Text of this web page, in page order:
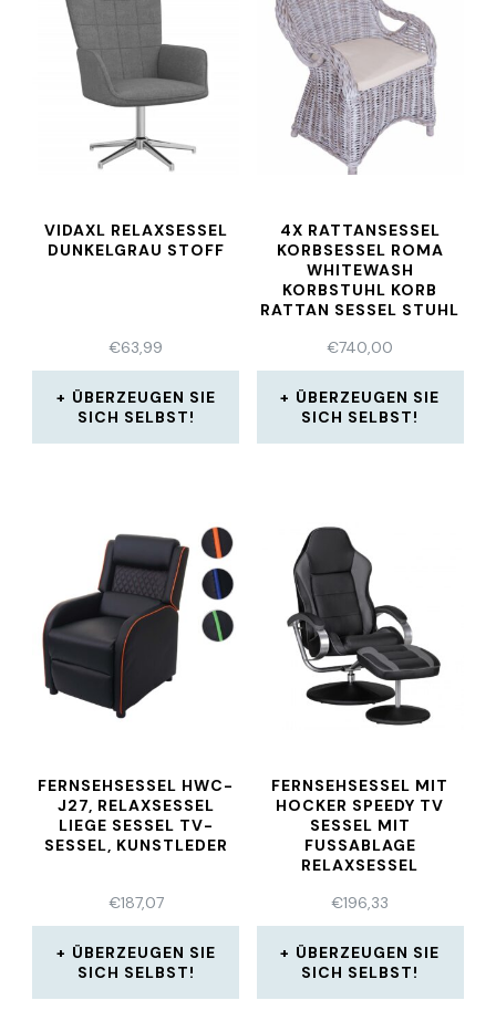
VIDAXL RELAXSESSEL
DUNKELGRAU STOFF
€63,99
ÜBERZEUGEN SIE
SICH SELBST!
4X RATTANSESSEL
KORBSESSEL ROMA
WHITEWASH
KORBSTUHL KORB
RATTAN SESSEL STUHL
€740,00
ÜBERZEUGEN SIE
SICH SELBST!
FERNSEHSESSEL HWC-
J27, RELAXSESSEL
LIEGE SESSEL TV-
SESSEL, KUNSTLEDER
€187,07
ÜBERZEUGEN SIE
SICH SELBST!
FERNSEHSESSEL MIT
HOCKER SPEEDY TV
SESSEL MIT
FUSSABLAGE R
ELAXSESSEL R
€196,33
ÜBERZEUGEN SIE
SICH SELBST!